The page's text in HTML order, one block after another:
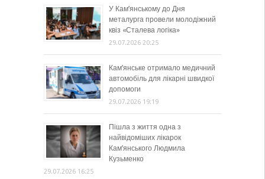
У Кам’янському до Дня
металурга провели молодіжний
квіз «Сталева логіка»
29.07.2026 20:25
Кам’янське отримало медичний
автомобіль для лікарні швидкої
допомоги
29.07.2026 19:19
Пішла з життя одна з
найвідоміших лікарок
Кам’янського Людмила
Кузьменко
29.07.2026 16:25